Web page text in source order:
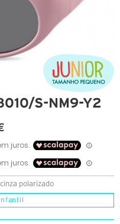
S-NM9-Y2
polarizado